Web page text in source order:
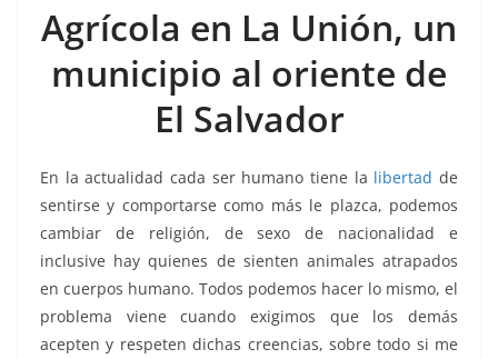
o
k
p k
Agrícola en La Unión, un
municipio al oriente de
El Salvador
En la actualidad cada ser humano tiene la libertad de
sentirse y comportarse como más le plazca, podemos
cambiar de religión, de sexo de nacionalidad e
inclusive hay quienes de sienten animales atrapados
en cuerpos humano. Todos podemos hacer lo mismo, el
problema viene cuando exigimos que los demás
acepten y respeten dichas creencias, sobre todo si me